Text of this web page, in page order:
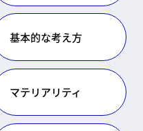
基本的な考え方
マテリアリティ